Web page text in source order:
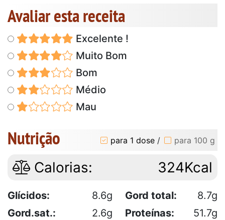
Avaliar esta receita
Excelente !
Muito Bom
Bom
Médio
Mau
Nutrição para 1 dose / para 100 g
Calorias: 324Kcal
Glícidos: 8.6g Gord total:
8.7g
Gord.sat.:
2.6g Proteínas:
51.7g